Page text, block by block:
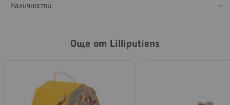
Наличности
Още от Lilliputiens